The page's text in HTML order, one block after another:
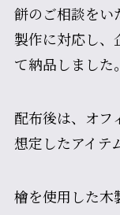
餅のご相談をい
製作に対応し、
て納品しました。
配布後は、オフ
想定したアイテ
檜を使用した木